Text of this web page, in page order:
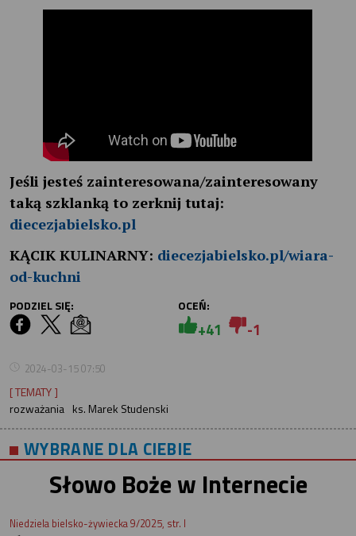
Jeśli jesteś zainteresowana/zainteresowany
taką szklanką to zerknij tutaj:
diecezjabielsko.pl
KĄCIK KULINARNY: diecezjabielsko.pl/wiara-
od-kuchni
PODZIEL SIĘ: OCEŃ:
+41 -1
2024-03-15 07:50
[ TEMATY ]
rozważania ks. Marek Studenski
WYBRANE DLA CIEBIE
Słowo Boże w Internecie
Niedziela bielsko-żywiecka 9/2025, str. I